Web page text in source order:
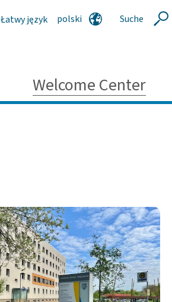
Łatwy język
polski
Suche Szukaj
Welcome Center